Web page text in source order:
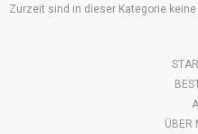
Zurzeit sind in dieser Kategorie keine
ÜBER